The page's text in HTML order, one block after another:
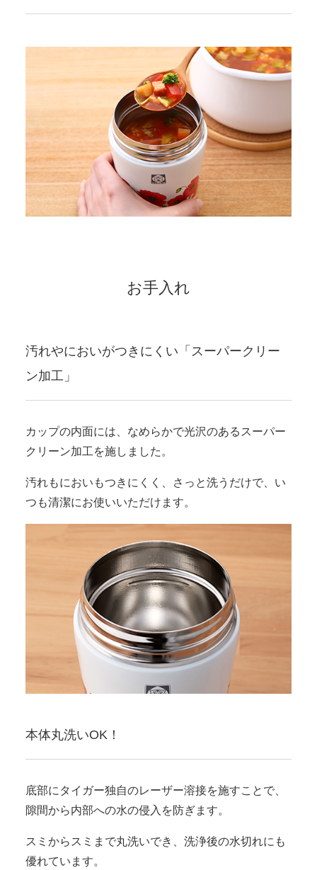
お手入れ
汚れやにおいがつきにくい「スーパークリー
ン加工」
カップの内面には、なめらかで光沢のあるスーパー
クリーン加工を施しました。
汚れもにおいもつきにくく、さっと洗うだけで、い
つも清潔にお使いいただけます。
本体丸洗いOK！
底部にタイガー独自のレーザー溶接を施すことで、
隙間から内部への水の侵入を防ぎます。
スミからスミまで丸洗いでき、洗浄後の水切れにも
優れています。